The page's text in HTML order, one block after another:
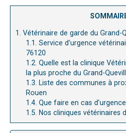
1. Vétérinaire de garde du Grand-
1.1. Service d’urgence
76120
1.2. Quelle est la clinique
la plus proche du Grand-
1.3. Liste des communes à
Rouen
1.4. Que faire en cas
1.5. Nos cliniques vétérinaires